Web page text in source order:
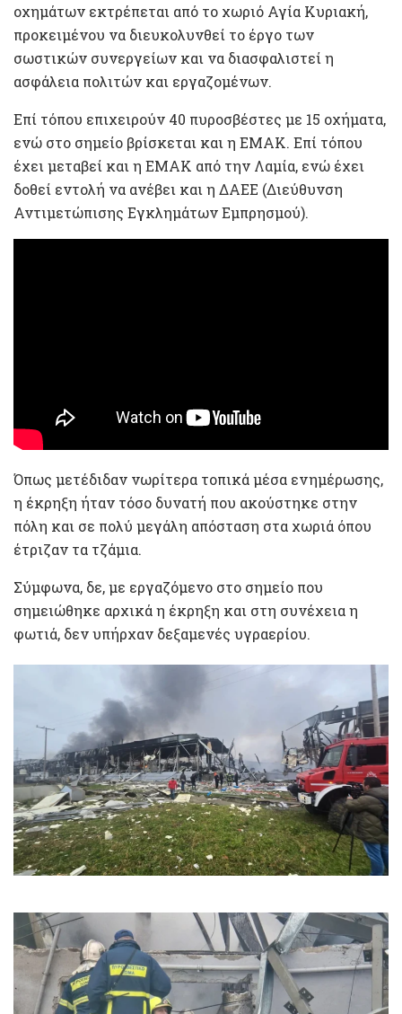
οχημάτων εκτρέπεται από το χωριό Αγία Κυριακή,
προκειμένου να διευκολυνθεί το έργο των
σωστικών συνεργείων και να διασφαλιστεί η
ασφάλεια πολιτών και εργαζομένων.
Επί τόπου επιχειρούν 40 πυροσβέστες με 15 οχήματα,
ενώ στο σημείο βρίσκεται και η ΕΜΑΚ. Επί τόπου
έχει μεταβεί και η ΕΜΑΚ από την Λαμία, ενώ έχει
δοθεί εντολή να ανέβει και η ΔΑΕΕ (Διεύθυνση
Αντιμετώπισης Εγκλημάτων Εμπρησμού).
Όπως μετέδιδαν νωρίτερα τοπικά μέσα ενημέρωσης,
η έκρηξη ήταν τόσο δυνατή που ακούστηκε στην
πόλη και σε πολύ μεγάλη απόσταση στα χωριά όπου
έτριζαν τα τζάμια.
Σύμφωνα, δε, με εργαζόμενο στο σημείο που
σημειώθηκε αρχικά η έκρηξη και στη συνέχεια η
φωτιά, δεν υπήρχαν δεξαμενές υγραερίου.